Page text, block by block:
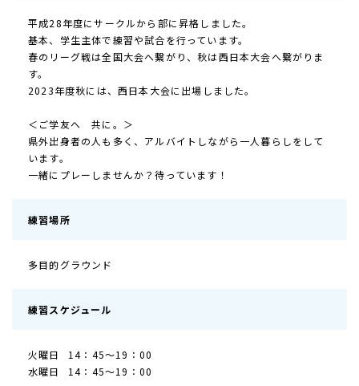
平成28年度にサークルから部に昇格しました。
基本、学生主体で練習や試合を行っています。
春のリーグ戦は全国大会へ繋がり、秋は西日本大会へ繋がりま
す。
2023年度秋には、西日本大会に出場しました。
＜ご学友へ 共に。＞
県外出身者の人も多く、アルバイトしながら一人暮らしをして
います。
一緒にプレーしませんか？待っています！
練習場所
多目的グラウンド
練習スケジュール
火曜日
14：45～19：00
水曜日
14：45～19：00